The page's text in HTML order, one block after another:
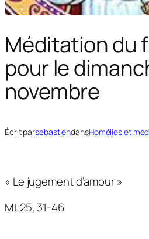
Méditation du
pour le
novembre
Écrit parsebastiendansHomélies et
« Le jugement d’amour »
Mt 25, 31-46